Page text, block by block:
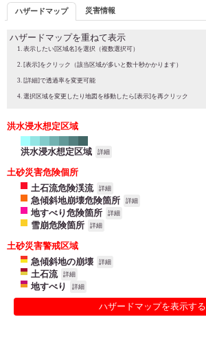
ハザードマップ 災害情報
ハザードマップを重ねて表示
表示したい[区域名]を選択（複数選択可）
[表示]をクリック（該当区域が多いと数十秒かかります）
[詳細]で透過率を変更可能
選択区域を変更したり地図を移動したら[表示]を再クリック
洪水浸水想定区域
洪水浸水想定区域 詳細
土砂災害危険個所
土石流危険渓流
詳細
急傾斜地崩壊危険箇所 詳細
地すべり危険箇所 詳細
雪崩危険箇所 詳細
土砂災害警戒区域
急傾斜地の崩壊
詳細
土石流 詳細
地すべり 詳細
ハザードマップを表示する